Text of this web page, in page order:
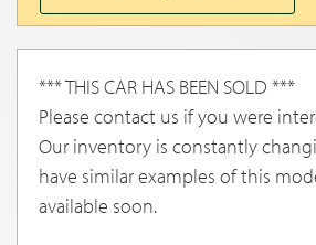
*** THIS CAR HAS BEEN SOLD ***
Please contact us if you were
Our inventory is constantly
have similar examples of this
available soon.